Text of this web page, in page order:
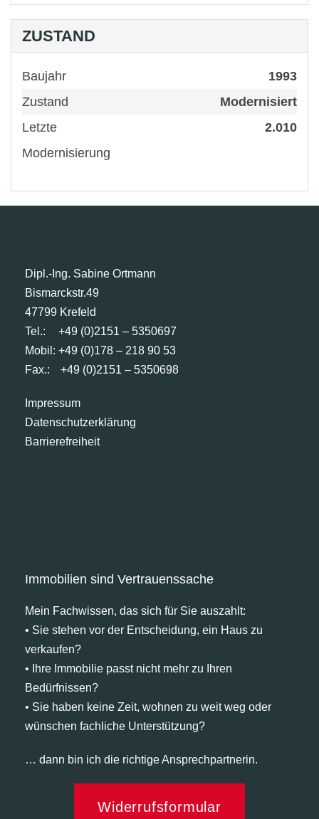
ZUSTAND
Baujahr
1993
Zustand
Modernisiert
Letzte
Modernisierung
2.010
Dipl.-Ing. Sabine Ortmann
Bismarckstr.49
47799 Krefeld
Tel.:
+49 (0)2151 – 5350697
Mobil: +49 (0)178 – 218 90 53
Fax.:
+49 (0)2151 – 5350698
Impressum
Datenschutzerklärung
Barrierefreiheit
Immobilien sind Vertrauenssache
Mein Fachwissen, das sich für Sie auszahlt:
• Sie stehen vor der Entscheidung, ein Haus zu
verkaufen?
• Ihre Immobilie passt nicht mehr zu Ihren
Bedürfnissen?
• Sie haben keine Zeit, wohnen zu weit weg oder
wünschen fachliche Unterstützung?
… dann bin ich die richtige Ansprechpartnerin.
Widerrufsformular